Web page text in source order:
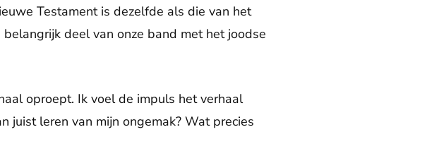
Testament is dezelfde als die van het
deel van onze band met het joodse
oproept. Ik voel de impuls het verhaal
juist leren van mijn ongemak? Wat precies